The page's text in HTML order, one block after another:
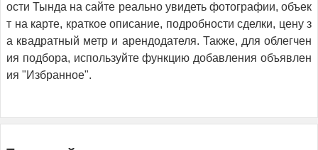
ости Тында на сайте реально увидеть фотографии, объек
т на карте, краткое описание, подробности сделки, цену з
а квадратный метр и арендодателя. Также, для облегчен
ия подбора, используйте функцию добавления объявлен
ия "Избранное".